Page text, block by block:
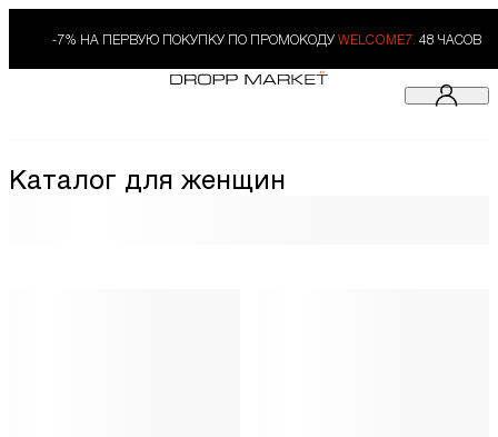
-7% НА ПЕРВУЮ ПОКУПКУ ПО ПРОМОКОДУ WELCOME7. 48 ЧАСОВ
Каталог для женщин